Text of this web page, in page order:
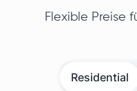
Flexible Preise
Residential